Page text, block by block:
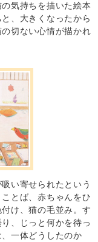
気持ちを描いた絵本
、大きくなったから
切ない心情が描かれ
い寄せられたという
とば、赤ちゃんをひ
け、猫の毛並み。す
、じっと何かを待っ
一体どうしたのか